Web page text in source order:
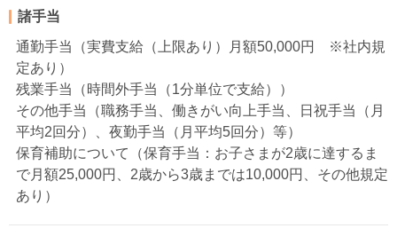
諸手当
通勤手当（実費支給（上限あり）月額50,000円 ※社内規
定あり）
残業手当（時間外手当（1分単位で支給））
その他手当（職務手当、働きがい向上手当、日祝手当（月
平均2回分）、夜勤手当（月平均5回分）等）
保育補助について（保育手当：お子さまが2歳に達するま
で月額25,000円、2歳から3歳までは10,000円、その他規定
あり）